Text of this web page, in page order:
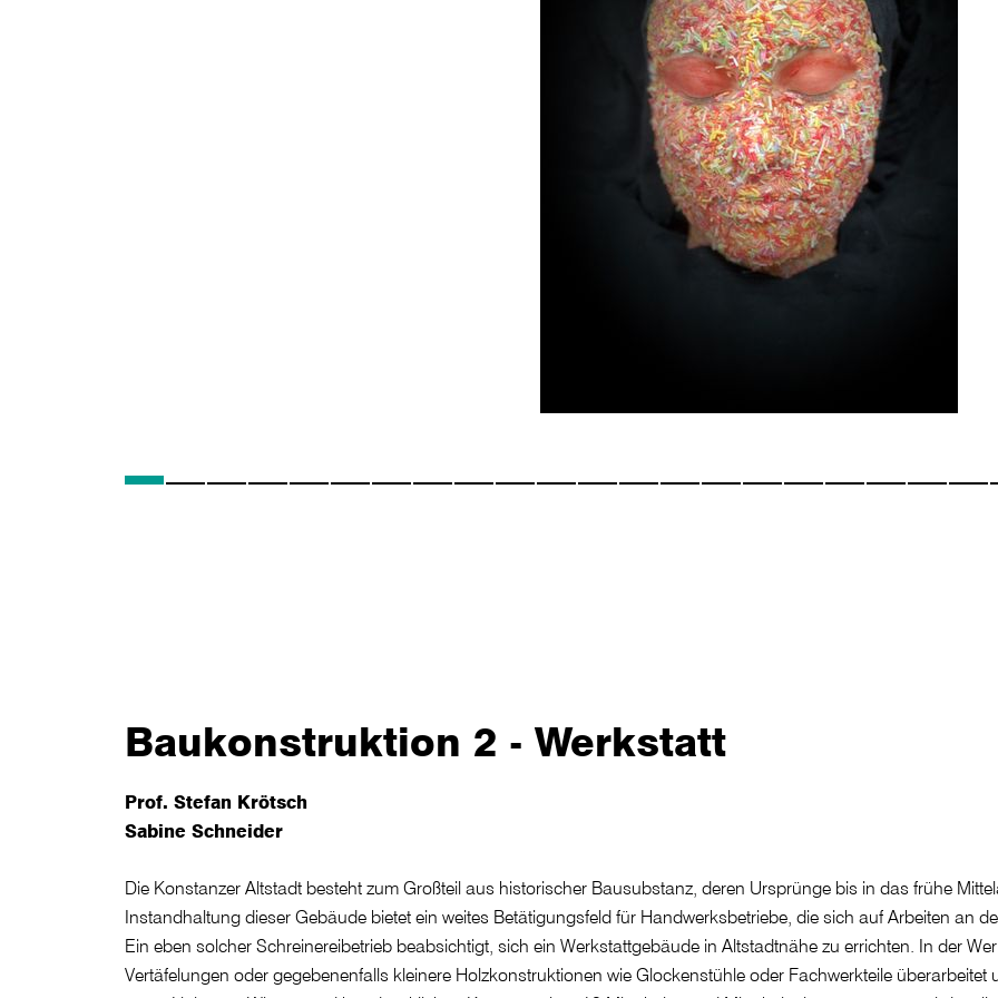
Baukonstruktion 2 - Werkstatt
Prof. Stefan Krötsch
Sabine Schneider
Die Konstanzer Altstadt besteht zum Großteil aus historischer Bausubstanz, deren Ursprünge bis in das frühe
Instandhaltung dieser Gebäude bietet ein weites Betätigungsfeld für Handwerksbetriebe, die sich auf Arbeiten an
Ein eben solcher Schreinereibetrieb beabsichtigt, sich ein Werkstattgebäude in Altstadtnähe zu errichten. In der
Vertäfelungen oder gegebenenfalls kleinere Holzkonstruktionen wie Glockenstühle oder Fachwerkteile